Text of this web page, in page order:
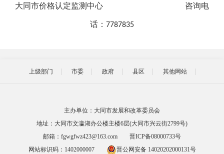
大同市价格认定监测中心 咨询电
话： 7787835
上级部门 市委 政府 县区 其他网站
主办单位：大同市发展和改革委员会
地址：大同市文瀛湖办公楼主楼6层(大同市兴云街2799号)
邮箱：fgwgfwz423@163.com
晋ICP备08000733号
网站标识码：1402000007
晋公网安备 14020202000131号